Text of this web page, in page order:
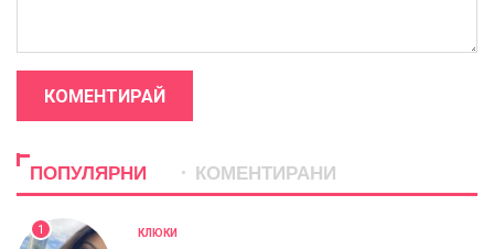
КОМЕНТИРАЙ
ПОПУЛЯРНИ КОМЕНТИРАНИ
1 КЛЮКИ